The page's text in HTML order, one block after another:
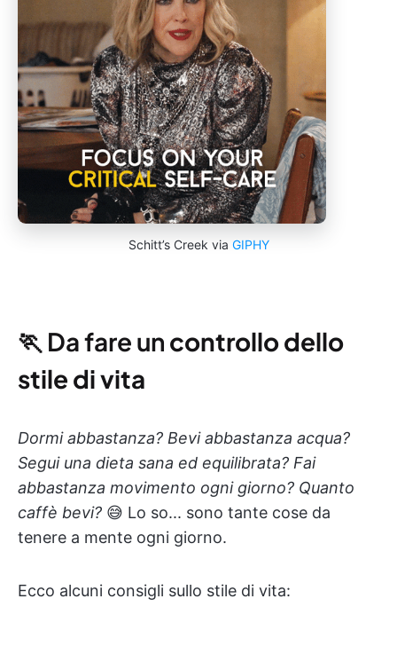
Schitt’s Creek via GIPHY
🏃 Da fare un controllo dello
stile di vita
Dormi abbastanza? Bevi abbastanza acqua?
Segui una dieta sana ed equilibrata? Fai
abbastanza movimento ogni giorno? Quanto
caffè bevi? 😅 Lo so... sono tante cose da
tenere a mente ogni giorno.
Ecco alcuni consigli sullo stile di vita: